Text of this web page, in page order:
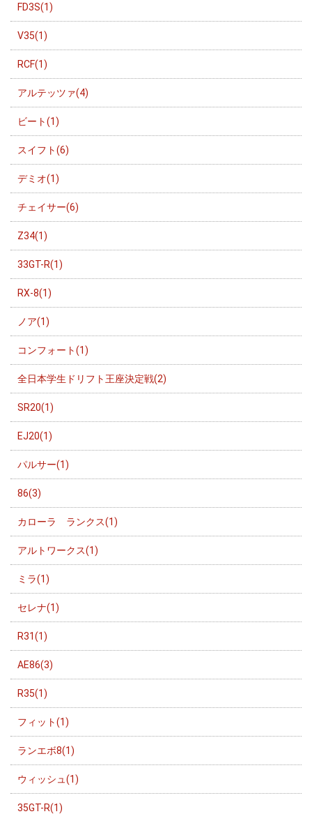
FD3S(1)
V35(1)
RCF(1)
アルテッツァ(4)
ビート(1)
スイフト(6)
デミオ(1)
チェイサー(6)
Z34(1)
33GT-R(1)
RX-8(1)
ノア(1)
コンフォート(1)
全日本学生ドリフト王座決定戦(2)
SR20(1)
EJ20(1)
パルサー(1)
86(3)
カローラ ランクス(1)
アルトワークス(1)
ミラ(1)
セレナ(1)
R31(1)
AE86(3)
R35(1)
フィット(1)
ランエボ8(1)
ウィッシュ(1)
35GT-R(1)